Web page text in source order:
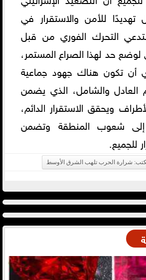
للأمن والاستقرار في
التحرك الفوري من قبل
لوضع حد لهذا الصراع المستمر،
أن تكون هناك جهود جماعية
العادل والشامل، الذي يضمن
ويحقق الاستقرار الدائم،
إلى شعوب المنطقة وتضمن
للجميع.
يكتب: شرارة الحرب تلهب الشرق الأوسط